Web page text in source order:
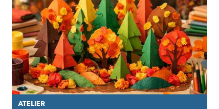
ATELIER